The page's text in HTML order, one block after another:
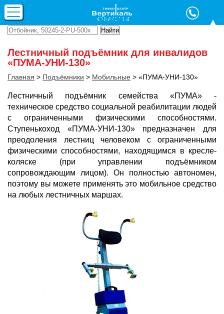
Лестничный подъёмник для инвалидов
«ПУМА-УНИ-130»
Главная > Подъёмники > Мобильные > «ПУМА-УНИ-130»
Лестничный подъёмник семейства «ПУМА» -
техническое средство социальной реабилитации людей
с ограниченными физическими способностями.
Ступенькоход «ПУМА-УНИ-130» предназначен для
преодоления лестниц человеком с ограниченными
физическими способностями, находящимся в кресле-
коляске (при управлении подъёмником
сопровождающим лицом). Он полностью автономен,
поэтому вы можете применять это мобильное средство
на любых лестничных маршах.